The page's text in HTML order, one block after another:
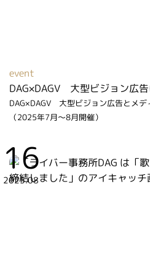
event
DAG×DAGV 大型ビジョン広告とメ
（2025年7月～8月開催）
16
2025.08